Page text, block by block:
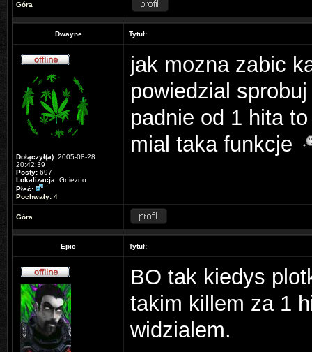
Góra
Dwayne Tytuł:
Dołączył(a): 2005-08-28
20:42:39
Posty: 697
Lokalizacja: Gniezno
Płeć:
Pochwały: 4
jak mozna zabic
powiedzial
padnie od 1 hita
mial taka funkcje
Góra
Epic Tytuł:
BO tak kiedys
takim killem za 1
widzialem.